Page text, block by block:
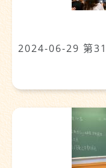
2024-06-29 第